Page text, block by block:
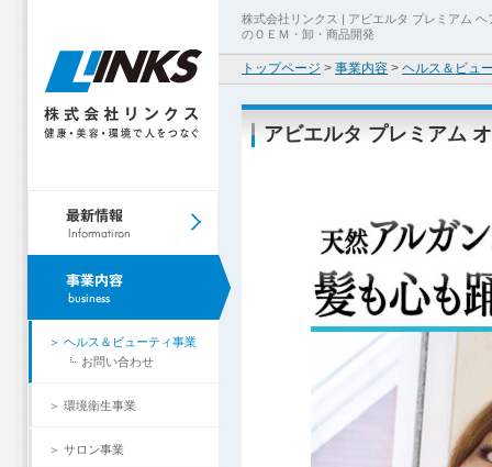
＞ ヘルス＆ビューティ事業
お問い合わせ
＞ 環境衛生事業
＞ サロン事業
株式会社リンクス | アビエルタ プレミアム
のＯＥＭ・卸・商品開発
トップページ > 事業内容 > ヘルス＆ビュ
アビエルタ プレミアム